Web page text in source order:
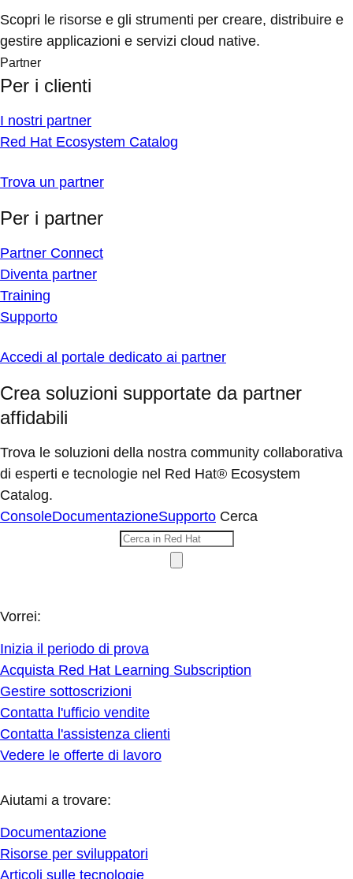
Scopri le risorse e gli strumenti per creare, distribuire e
gestire applicazioni e servizi cloud native.
Partner
Per i clienti
I nostri partner
Red Hat Ecosystem Catalog
Trova un partner
Per i partner
Partner Connect
Diventa partner
Training
Supporto
Accedi al portale dedicato ai partner
Crea soluzioni supportate da partner
affidabili
Trova le soluzioni della nostra community collaborativa
di esperti e tecnologie nel Red Hat® Ecosystem
Catalog.
ConsoleDocumentazioneSupporto Cerca
Vorrei:
Inizia il periodo di prova
Acquista Red Hat Learning Subscription
Gestire sottoscrizioni
Contatta l'ufficio vendite
Contatta l'assistenza clienti
Vedere le offerte di lavoro
Aiutami a trovare:
Documentazione
Risorse per sviluppatori
Articoli sulle tecnologie